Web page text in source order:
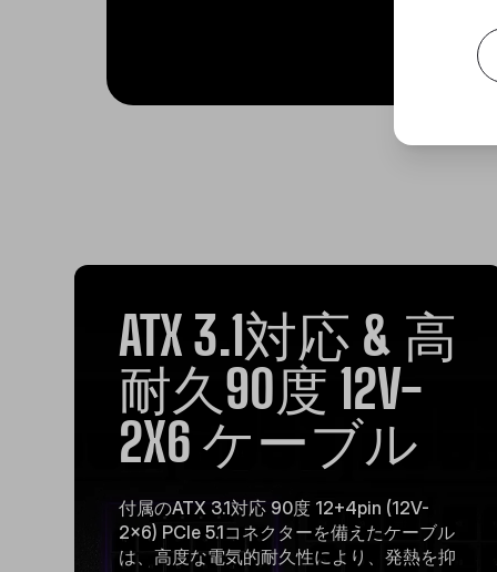
ATX 3.1対応 & 高
耐久90度 12V-
2X6 ケーブル
付属のATX 3.1対応 90度 12+4pin (12V-
2x6) PCIe 5.1コネクターを備えたケーブル
は、高度な電気的耐久性により、発熱を抑